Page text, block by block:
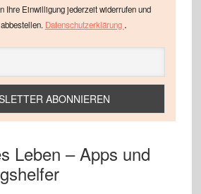
Ihre Einwilligung jederzeit widerrufen und
Datenschutzerklärung .
Leben – Apps und